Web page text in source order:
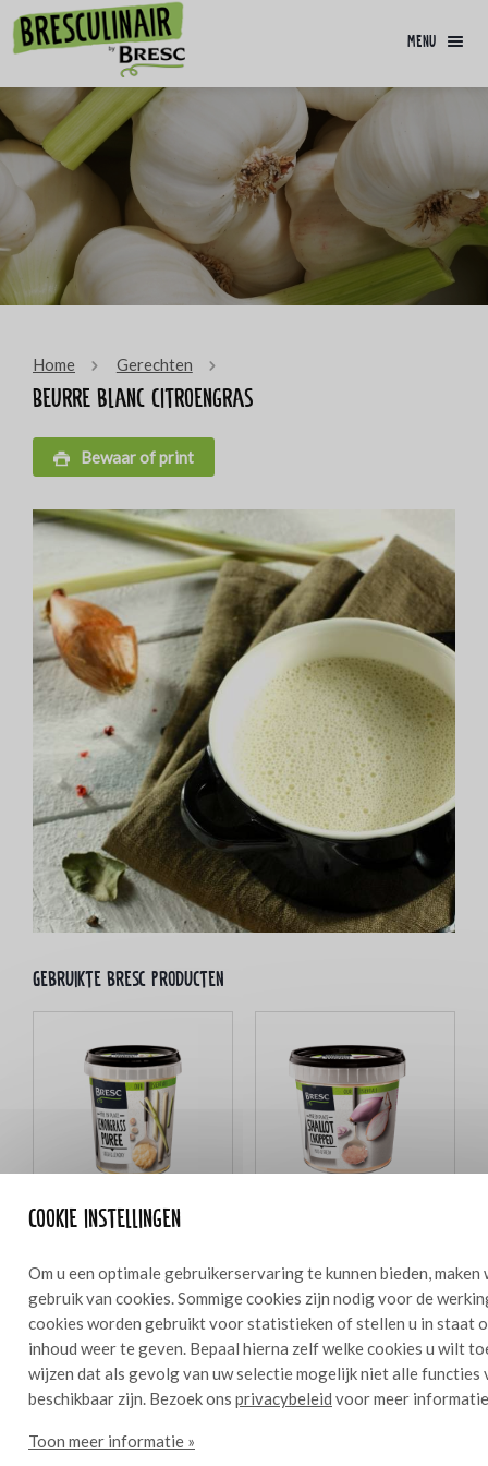
Cookie instellingen
Om u een optimale gebruikerservaring te kunnen bieden,
gebruik van cookies. Sommige cookies zijn nodig voor de
cookies worden gebruikt voor statistieken of stellen u in staat
inhoud weer te geven. Bepaal hierna zelf welke cookies u wilt
wijzen dat als gevolg van uw selectie mogelijk niet alle functies
beschikbaar zijn. Bezoek ons privacybeleid voor meer
Toon meer informatie »
menu
Home Gerechten
Beurre blanc citroengras
Bewaar of print
Gebruikte bresc producten
Ingrediënten 3 dl
20 g Bresc Citroengraspuree